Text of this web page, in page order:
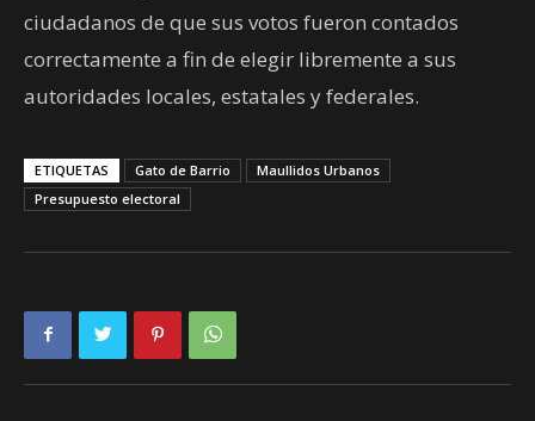
ciudadanos de que sus votos fueron contados
correctamente a fin de elegir libremente a sus
autoridades locales, estatales y federales.
ETIQUETAS Gato de Barrio
Maullidos Urbanos
Presupuesto electoral